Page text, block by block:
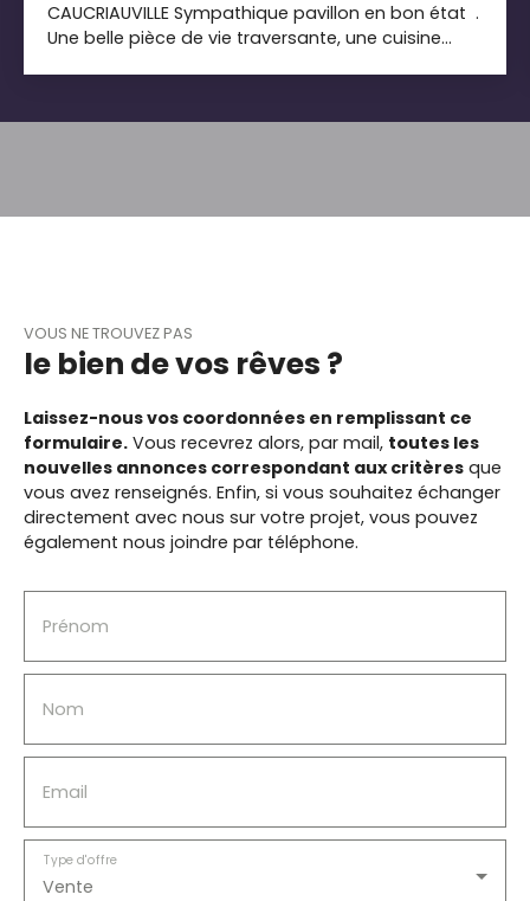
CAUCRIAUVILLE Sympathique pavillon en bon état .
Une belle pièce de vie traversante, une cuisine
VOUS NE TROUVEZ PAS
le bien de vos rêves ?
Laissez-nous vos coordonnées en remplissant ce
formulaire. Vous recevrez alors, par mail, toutes les
nouvelles annonces correspondant aux critères que
vous avez renseignés. Enfin, si vous souhaitez échanger
directement avec nous sur votre projet, vous pouvez
également nous joindre par téléphone.
Prénom
Nom
Email
Vente
Type d'offre